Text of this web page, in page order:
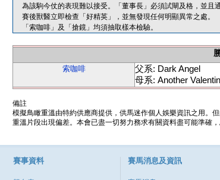
為該駒今仗的表現難以接受。「董事長」必須試閘及格，並且
賽後獸醫立即檢查「好精英」，並無發現任何明顯異常之處。
「索咖啡」及「搶鏡」均須抽取樣本檢驗。
索咖啡
父系: Dark Angel
母系: Another
備註
模擬鳥瞰重溫由特約供應商提供，供馬迷作個人娛樂資訊之用。
重溫片段出現偏差。本會已盡一切努力務求有關資料盡可能準確
賽事資料 賽馬消息及資訊